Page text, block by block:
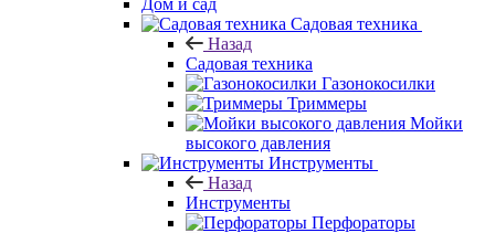
Дом и сад
Садовая техника
Назад
Садовая техника
Газонокосилки
Триммеры
Мойки
высокого давления
Инструменты
Назад
Инструменты
Перфораторы